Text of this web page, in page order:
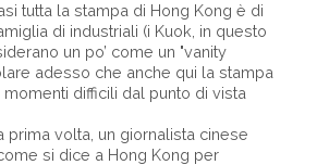
tutta la stampa di Hong Kong è di
di industriali (i Kuok, in questo
un po’ come un "vanity
adesso che anche qui la stampa
difficili dal punto di vista
prima volta, un giornalista cinese
si dice a Hong Kong per